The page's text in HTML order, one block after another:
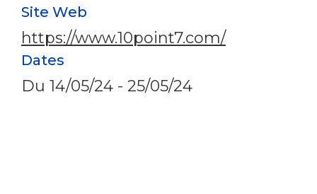
Site Web
https://www.10point7.com/
Dates
Du 14/05/24 - 25/05/24